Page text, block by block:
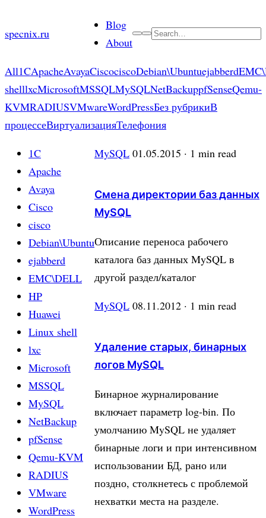
to
specnix.ru
Blog
About
Search
All1CApacheAvayaCiscociscoDebian\Ubuntuejabberd
shelllxcMicrosoftMSSQLMySQLNetBackuppfSenseQemu-
KVMRADIUSVMwareWordPressБез рубрикиВ
процессеВиртуализацияТелефония
1C
Apache
Avaya
Cisco
cisco
Debian\Ubuntu
ejabberd
EMC\DELL
HP
Huawei
Linux shell
lxc
Microsoft
MSSQL
MySQL
NetBackup
pfSense
Qemu-KVM
RADIUS
VMware
WordPress
MySQL 01.05.2015 · 1 min read
Смена директории баз данных
MySQL
Описание переноса рабочего
каталога баз данных MySQL в
другой раздел/каталог
MySQL 08.11.2012 · 1 min read
Удаление старых, бинарных
логов MySQL
Бинарное журналирование
включает параметр log-bin. По
умолчанию MySQL не удаляет
бинарные логи и при интенсивном
использовании БД, рано или
поздно, столкнетесь с проблемой
нехватки места на разделе.